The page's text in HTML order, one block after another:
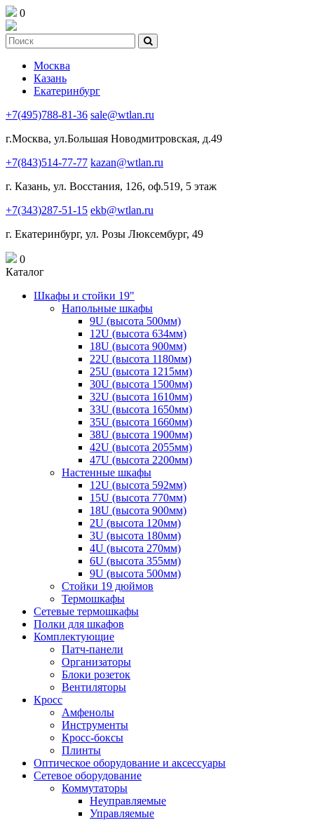
0
Москва
Казань
Екатеринбург
+7(495)788-81-36 sale@wtlan.ru
г.Москва, ул.Большая Новодмитровская, д.49
+7(843)514-77-77 kazan@wtlan.ru
г. Казань, ул. Восстания, 126, оф.519, 5 этаж
+7(343)287-51-15 ekb@wtlan.ru
г. Екатеринбург, ул. Розы Люксембург, 49
0
Каталог
Шкафы и стойки 19"
Напольные шкафы
9U (высота 500мм)
12U (высота 634мм)
18U (высота 900мм)
22U (высота 1180мм)
25U (высота 1215мм)
30U (высота 1500мм)
32U (высота 1610мм)
33U (высота 1650мм)
35U (высота 1660мм)
38U (высота 1900мм)
42U (высота 2055мм)
47U (высота 2200мм)
Настенные шкафы
12U (высота 592мм)
15U (высота 770мм)
18U (высота 900мм)
2U (высота 120мм)
3U (высота 180мм)
4U (высота 270мм)
6U (высота 355мм)
9U (высота 500мм)
Стойки 19 дюймов
Термошкафы
Сетевые термошкафы
Полки для шкафов
Комплектующие
Патч-панели
Организаторы
Блоки розеток
Вентиляторы
Кросс
Амфенолы
Инструменты
Кросс-боксы
Плинты
Оптическое оборудование и аксессуары
Сетевое оборудование
Коммутаторы
Неуправляемые
Управляемые